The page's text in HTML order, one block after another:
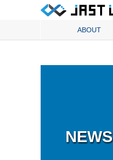
ABOUT
NEWS